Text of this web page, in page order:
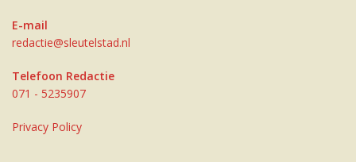
E-mail
redactie@sleutelstad.nl
Telefoon Redactie
071 - 5235907
Privacy Policy